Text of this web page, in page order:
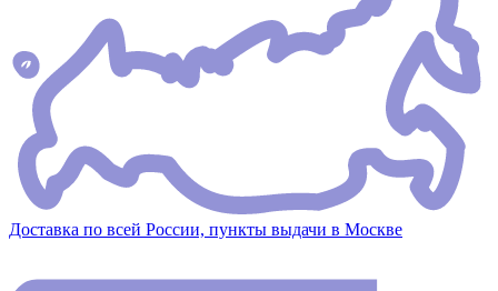
Доставка по всей России, пункты выдачи в Москве